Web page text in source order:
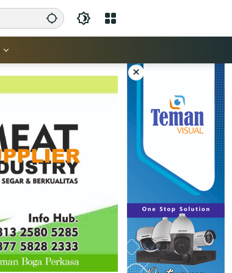
×